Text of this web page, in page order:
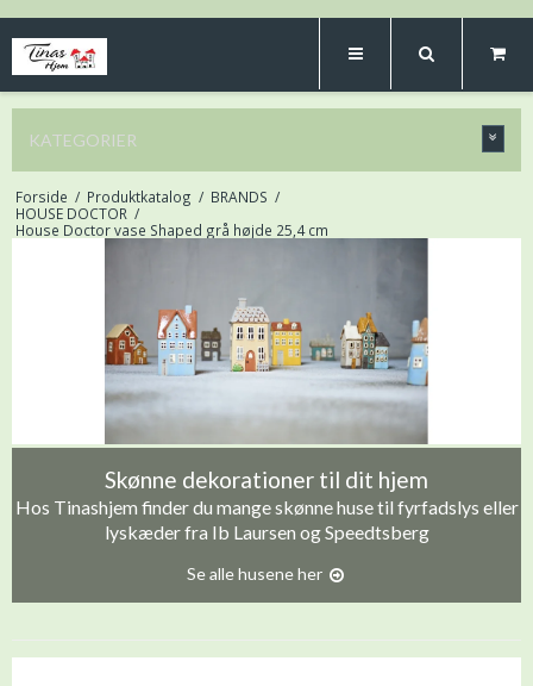
KATEGORIER
Forside / Produktkatalog / BRANDS /
HOUSE DOCTOR /
House Doctor vase Shaped grå højde 25,4 cm
Skønne dekorationer til dit hjem
Hos Tinashjem finder du mange skønne huse til fyrfadslys eller
lyskæder fra Ib Laursen og Speedtsberg
Se alle husene her